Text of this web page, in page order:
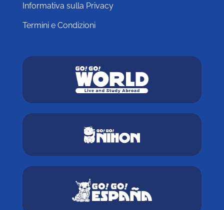
Informativa sulla Privacy
Termini e Condizioni